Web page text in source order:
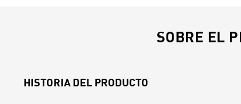
SOBRE EL
HISTORIA DEL PRODUCTO